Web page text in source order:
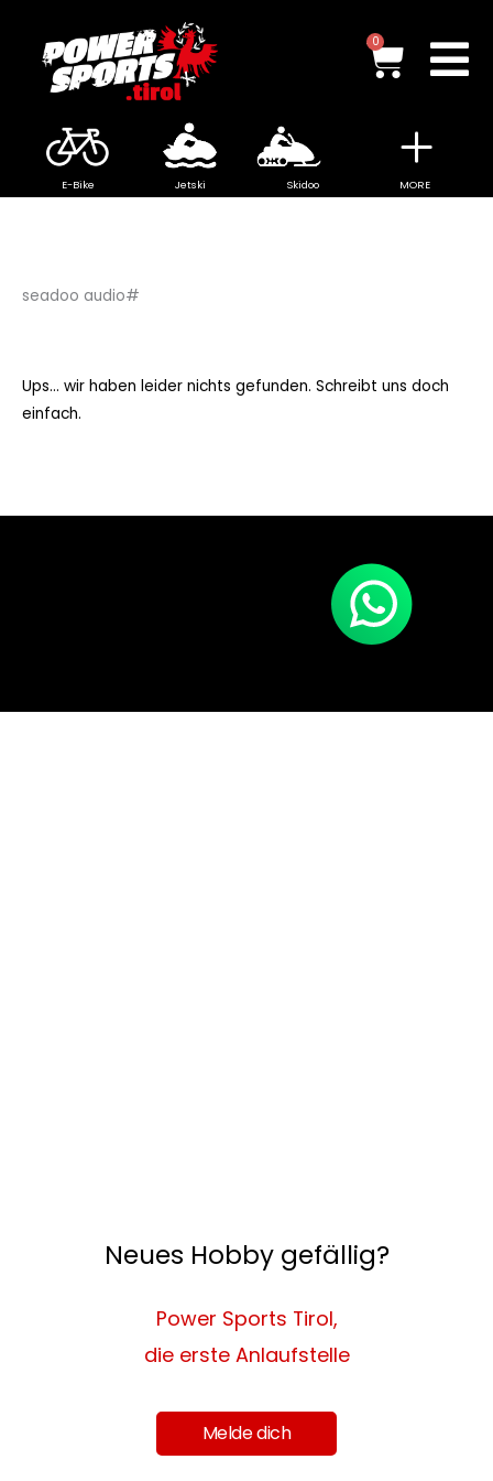
springen
0
E-Bike Jetski Skidoo MORE
seadoo audio#
Ups... wir haben leider nichts gefunden. Schreibt uns doch
einfach.
Neues Hobby gefällig?
Power Sports Tirol,
die erste Anlaufstelle
Melde dich